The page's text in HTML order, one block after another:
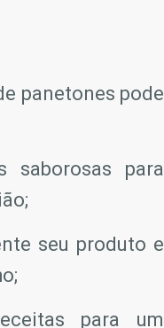
panetones pode
saborosas para
seu produto e
para um